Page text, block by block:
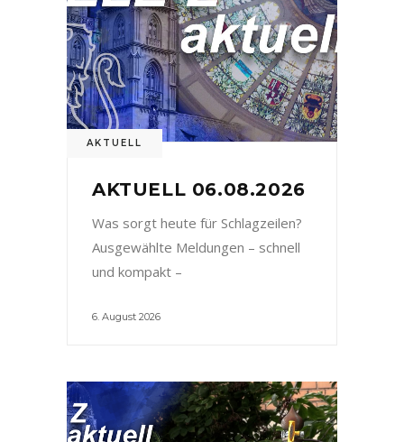
AKTUELL
AKTUELL 06.08.2026
Was sorgt heute für Schlagzeilen?
Ausgewählte Meldungen – schnell
und kompakt –
6. August 2026